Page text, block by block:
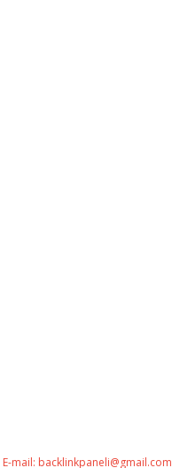
E-mail: backlinkpaneli@gmail.com